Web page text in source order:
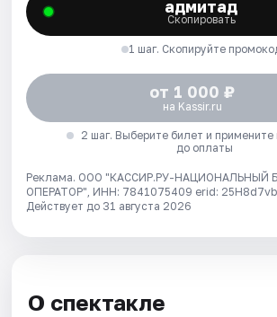
адмитад
Скопировать
1 шаг. Скопируйте
от 1 000 ₽
на Kassir.ru
2 шаг. Выберите билет и
до оплаты
Реклама. ООО "КАССИР.РУ-НАЦИОНАЛЬНЫЙ
ОПЕРАТОР", ИНН: 7841075409 erid:
Действует до 31 августа 2026
О спектакле